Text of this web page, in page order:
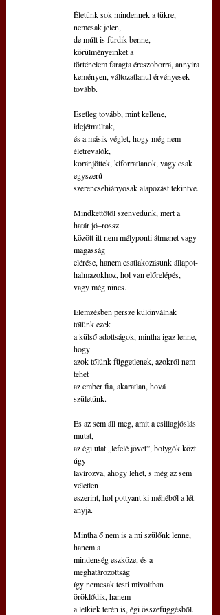
Életünk sok mindennek a tükre,
nemcsak jelen,
de múlt is fürdik benne,
körülményeinket a
történelem faragta ércszoborrá, annyira
keményen, változatlanul érvényesek
tovább.
Esetleg tovább, mint kellene,
idejétmúltak,
és a másik véglet, hogy még nem
életrevalók,
koránjöttek, kiforratlanok, vagy csak
egyszerű
szerencsehiányosak alapozást tekintve.
Mindkettőtől szenvedünk, mert a
határ jó–rossz
között itt nem mélyponti átmenet vagy
magasság
elérése, hanem csatlakozásunk állapot-
halmazokhoz, hol van előrelépés,
vagy még nincs.
Elemzésben persze különválnak
tőlünk ezek
a külső adottságok, mintha igaz lenne,
hogy
azok tőlünk függetlenek, azokról nem
tehet
az ember fia, akaratlan, hová
születünk.
És az sem áll meg, amit a csillagjóslás
mutat,
az égi utat „lefelé jövet”, bolygók közt
úgy
lavírozva, ahogy lehet, s még az sem
véletlen
eszerint, hol pottyant ki méhéből a lét
anyja.
Mintha ő nem is a mi szülőnk lenne,
hanem a
mindenség eszköze, és a
meghatározottság
így nemcsak testi mivoltban
öröklődik, hanem
a lelkiek terén is, égi összefüggésből.